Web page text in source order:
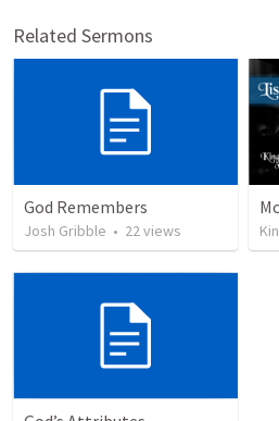
Related Sermons
God Remembers
Josh Gribble • 22views